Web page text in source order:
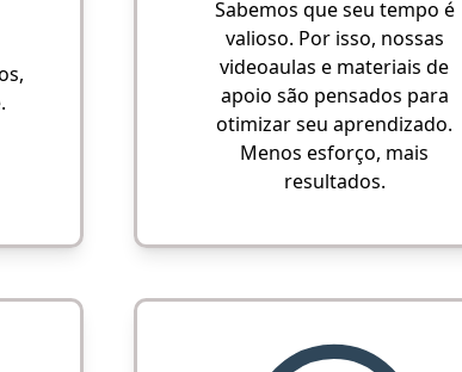
Sabemos que seu tempo é
valioso. Por isso, nossas
videoaulas e materiais de
apoio são pensados para
otimizar seu aprendizado.
Menos esforço, mais
resultados.